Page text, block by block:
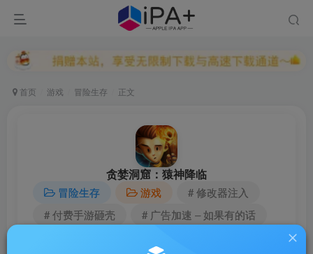
首页 游戏 冒险生存 正文
贪婪洞窟：猿神降临
冒险生存 游戏
# 修改器注入
# 付费手游砸壳
# 广告加速 – 如果有的话
253MB